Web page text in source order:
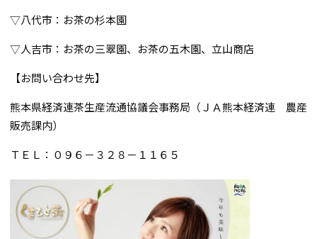
▽八代市：お茶の杉本園
▽人吉市：お茶の三翠園、お茶の五木園、立山商店
【お問い合わせ先】
熊本県経済連茶生産流通協議会事務局（ＪＡ熊本経済連 農産
販売課内）
ＴＥＬ：０９６－３２８－１１６５